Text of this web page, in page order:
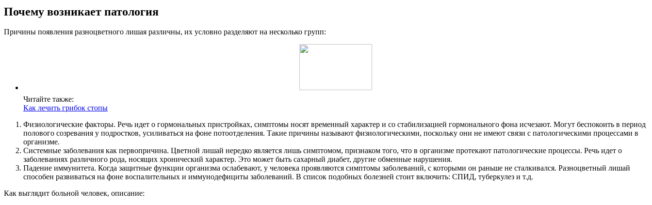
Почему возникает патология
Причины появления разноцветного лишая различны, их условно разделяют на несколько групп:
Читайте также:
Как лечить грибок стопы
Физиологические факторы. Речь идет о гормональных пристройках, симптомы носят временный характер и со стабилизацией гормонального фона исчезают. Могут беспокоить в период
полового созревания у подростков, усиливаться на фоне потоотделения. Такие причины называют физиологическими, поскольку они не имеют связи с патологическими процессами в
организме.
Системные заболевания как первопричина. Цветной лишай нередко является лишь симптомом, признаком того, что в организме протекают патологические процессы. Речь идет о
заболеваниях различного рода, носящих хронический характер. Это может быть сахарный диабет, другие обменные нарушения.
Падение иммунитета. Когда защитные функции организма ослабевают, у человека проявляются симптомы заболеваний, с которыми он раньше не сталкивался. Разноцветный лишай
способен развиваться на фоне воспалительных и иммунодефициты заболеваний. В список подобных болезней стоит включить: СПИД, туберкулез и т.д.
Как выглядит больной человек, описание: